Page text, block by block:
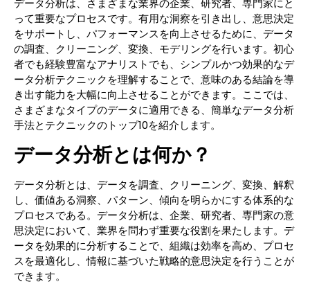
データ分析は、さまざまな業界の企業、研究者、専門家にと
って重要なプロセスです。有用な洞察を引き出し、意思決定
をサポートし、パフォーマンスを向上させるために、データ
の調査、クリーニング、変換、モデリングを行います。初心
者でも経験豊富なアナリストでも、シンプルかつ効果的なデ
ータ分析テクニックを理解することで、意味のある結論を導
き出す能力を大幅に向上させることができます。ここでは、
さまざまなタイプのデータに適用できる、簡単なデータ分析
手法とテクニックのトップ10を紹介します。
データ分析とは何か？
データ分析とは、データを調査、クリーニング、変換、解釈
し、価値ある洞察、パターン、傾向を明らかにする体系的な
プロセスである。データ分析は、企業、研究者、専門家の意
思決定において、業界を問わず重要な役割を果たします。デ
ータを効果的に分析することで、組織は効率を高め、プロセ
スを最適化し、情報に基づいた戦略的意思決定を行うことが
できます。